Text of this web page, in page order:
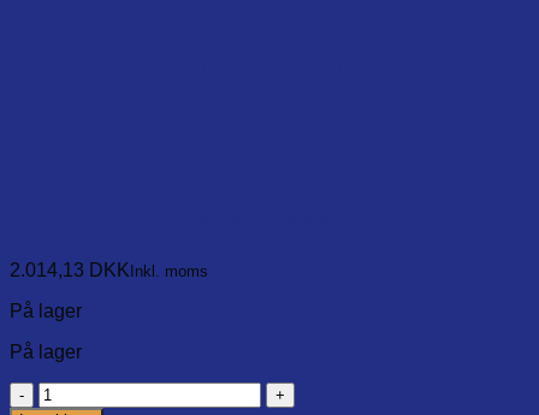
2.014,13 DKK Inkl. moms
På lager
På lager
Therma